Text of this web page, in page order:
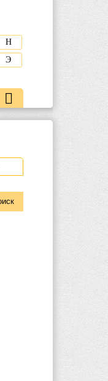
Н
Э